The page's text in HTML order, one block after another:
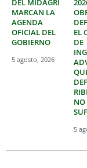
DEL MIDAGRI
MARCAN LA
AGENDA
OFICIAL DEL
GOBIERNO
5 agosto, 2026
EL
DE
NO
5